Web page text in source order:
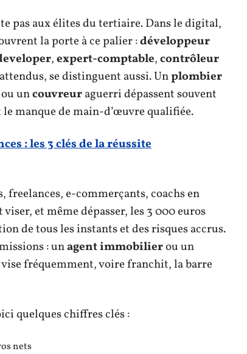
pas aux élites du tertiaire. Dans le digital,
la porte à ce palier :développeur
,expert-comptable,contrôleur
se distinguent aussi. Unplombier
uncouvreuraguerri dépassent souvent
manque de main-d’œuvre qualifiée.
: les 3 clés de la réussite
freelances, e-commerçants, coachs en
et même dépasser, les 3 000 euros
de tous les instants et des risques accrus.
: unagent immobilierou un
fréquemment, voire franchit, la barre
quelques chiffres clés :
nets